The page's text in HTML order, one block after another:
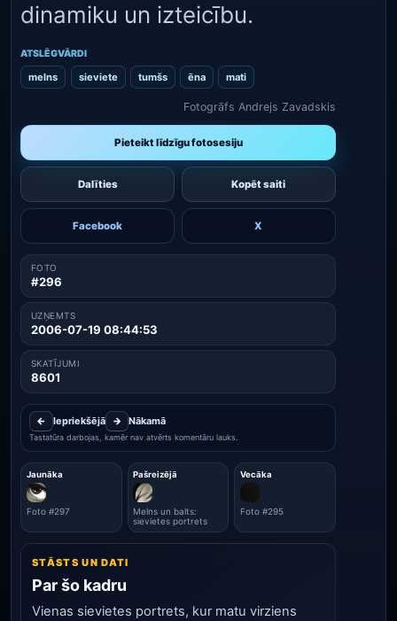
dinamiku un izteicību.
ATSLĒGVĀRDI
melns sieviete tumšs ēna mati
Fotogrāfs Andrejs Zavadskis
Pieteikt līdzīgu fotosesiju
Dalīties Kopēt saiti
Facebook X
FOTO
#296
UZŅEMTS
2006-07-19 08:44:53
SKATĪJUMI
8601
← Iepriekšējā → Nākamā
Tastatūra darbojas, kamēr nav atvērts komentāru lauks.
Jaunāka
Foto #297
Pašreizējā
Melns un balts:
sievietes portrets
Vecāka
Foto #295
STĀSTS UN DATI
Par šo kadru
Vienas sievietes portrets, kur matu virziens